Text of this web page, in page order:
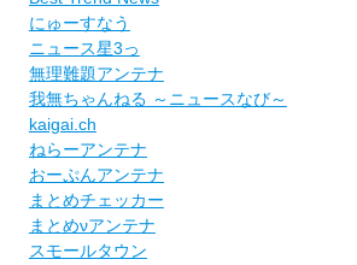
にゅーすなう
ニュース星3っ
無理難題アンテナ
我無ちゃんねる ～ニュースなび～
kaigai.ch
ねらーアンテナ
おーぷんアンテナ
まとめチェッカー
まとめνアンテナ
スモールタウン